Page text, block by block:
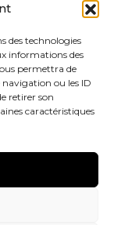
des technologies
informations des
permettra de
ou les ID
retirer son
caractéristiques
H8P 1B3.
web :